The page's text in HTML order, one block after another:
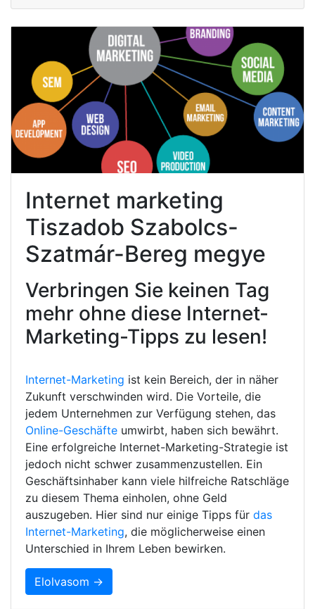
Internet marketing
Tiszadob Szabolcs-
Szatmár-Bereg megye
Verbringen Sie keinen Tag
mehr ohne diese Internet-
Marketing-Tipps zu lesen!
Internet-Marketing ist kein Bereich, der in näher
Zukunft verschwinden wird. Die Vorteile, die
jedem Unternehmen zur Verfügung stehen, das
Online-Geschäfte umwirbt, haben sich bewährt.
Eine erfolgreiche Internet-Marketing-Strategie ist
jedoch nicht schwer zusammenzustellen. Ein
Geschäftsinhaber kann viele hilfreiche Ratschläge
zu diesem Thema einholen, ohne Geld
auszugeben. Hier sind nur einige Tipps für das
Internet-Marketing, die möglicherweise einen
Unterschied in Ihrem Leben bewirken.
Elolvasom →